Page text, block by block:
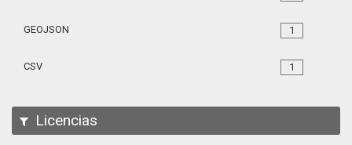
1
GEOJSON
1
CSV
Licencias